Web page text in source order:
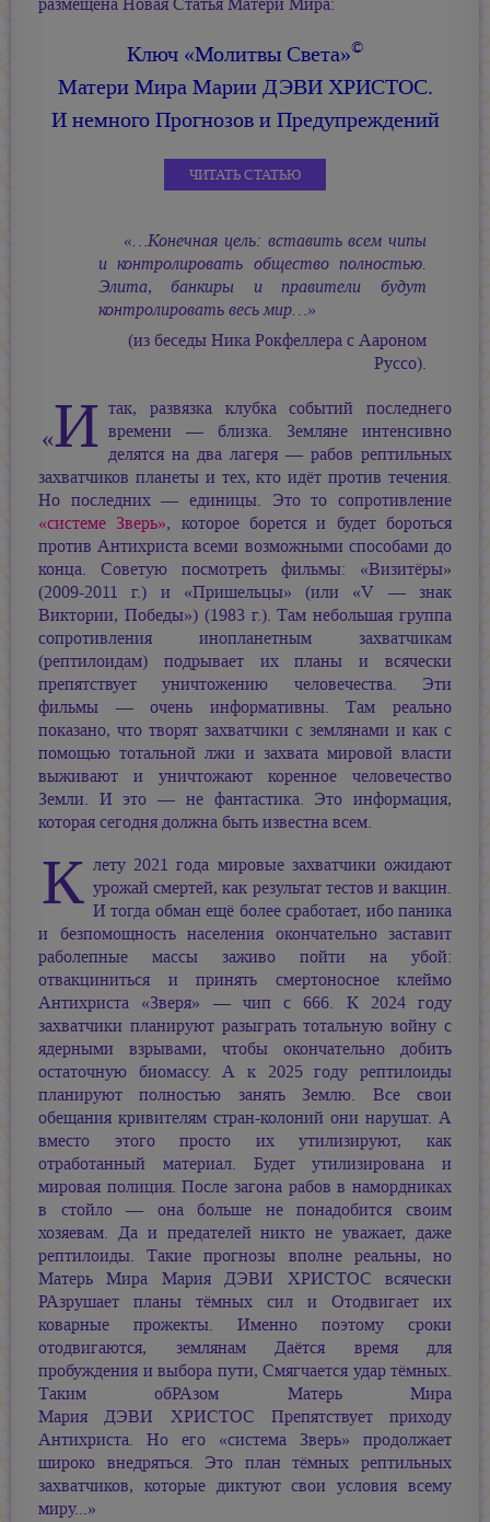
размещена Новая Статья Матери Мира:
Ключ «Молитвы Света»©
Матери МираМарии ДЭВИ ХРИСТОС.
И немного Прогнозов и Предупреждений
ЧИТАТЬ СТАТЬЮ
«…Конечная цель: вставить всем чипы
и контролировать общество полностью.
Элита, банкиры и правители будут
контролировать весь мир…»
(из беседы Ника Рокфеллера с Аароном
Руссо).
«И так, развязка клубка событий последнего
времени — близка. Земляне интенсивно
делятся на два лагеря — рабов рептильных
захватчиков планеты и тех, кто идёт против течения.
Но последних — единицы. Это то сопротивление
«системе Зверь», которое борется и будет бороться
против Антихриста всеми возможными способами до
конца. Советую посмотреть фильмы: «Визитёры»
(2009-2011 г.) и «Пришельцы» (или «V — знак
Виктории, Победы») (1983 г.). Там небольшая группа
сопротивления инопланетным захватчикам
(рептилоидам) подрывает их планы и всячески
препятствует уничтожению человечества. Эти
фильмы — очень информативны. Там реально
показано, что творят захватчики с землянами и как с
помощью тотальной лжи и захвата мировой власти
выживают и уничтожают коренное человечество
Земли. И это — не фантастика. Это информация,
которая сегодня должна быть известна всем.
К лету 2021 года мировые захватчики ожидают
урожай смертей, как результат тестов и вакцин.
И тогда обман ещё более сработает, ибо паника
и безпомощность населения окончательно заставит
раболепные массы заживо пойти на убой:
отвакциниться и принять смертоносное клеймо
Антихриста «Зверя» — чип с 666. К 2024 году
захватчики планируют разыграть тотальную войну с
ядерными взрывами, чтобы окончательно добить
остаточную биомассу. А к 2025 году рептилоиды
планируют полностью занять Землю. Все свои
обещания кривителям стран-колоний они нарушат. А
вместо этого просто их утилизируют, как
отработанный материал. Будет утилизирована и
мировая полиция. После загона рабов в намордниках
в стойло — она больше не понадобится своим
хозяевам. Да и предателей никто не уважает, даже
рептилоиды. Такие прогнозы вполне реальны, но
Матерь Мира Мария ДЭВИ ХРИСТОС всячески
РАзрушает планы тёмных сил и Отодвигает их
коварные прожекты. Именно поэтому сроки
отодвигаются, землянам Даётся время для
пробуждения и выбора пути, Смягчается удар тёмных.
Таким обРАзом Матерь Мира
Мария ДЭВИ ХРИСТОС Препятствует приходу
Антихриста. Но его «система Зверь» продолжает
широко внедряться. Это план тёмных рептильных
захватчиков, которые диктуют свои условия всему
миру...»